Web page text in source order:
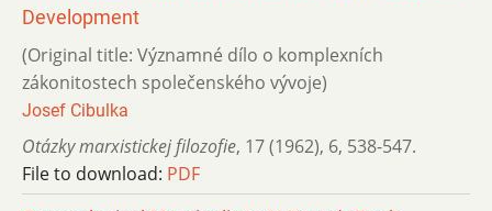
Development
(Original title: Významné dílo o komplexních
zákonitostech společenského vývoje)
Josef Cibulka
Otázky marxistickej filozofie, 17 (1962), 6, 538-547.
File to download: PDF